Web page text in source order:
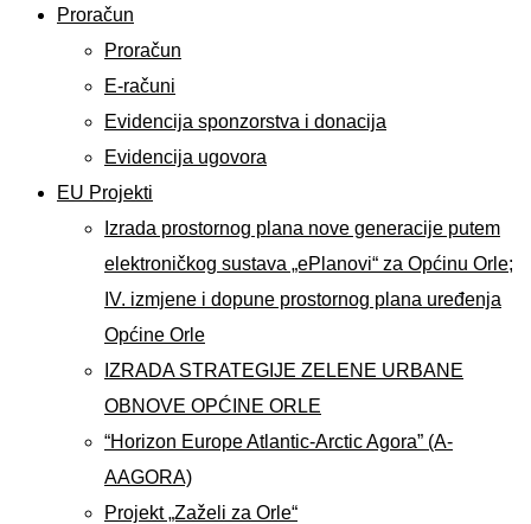
Proračun
Proračun
E-računi
Evidencija sponzorstva i donacija
Evidencija ugovora
EU Projekti
Izrada prostornog plana nove generacije putem
elektroničkog sustava „ePlanovi“ za Općinu Orle;
IV. izmjene i dopune prostornog plana uređenja
Općine Orle
IZRADA STRATEGIJE ZELENE URBANE
OBNOVE OPĆINE ORLE
“Horizon Europe Atlantic-Arctic Agora” (A-
AAGORA)
Projekt „Zaželi za Orle“